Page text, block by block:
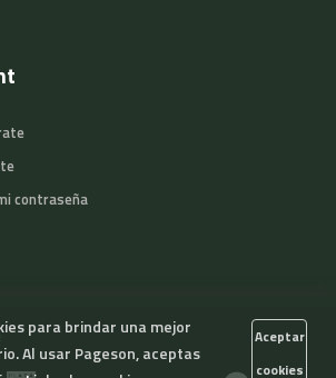
contraseña
para brindar una mejor
Al usar Pageson, aceptas
Aceptar
cookies